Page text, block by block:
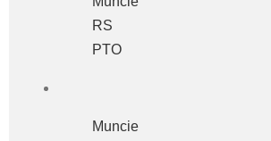
RS
PTO
Muncie